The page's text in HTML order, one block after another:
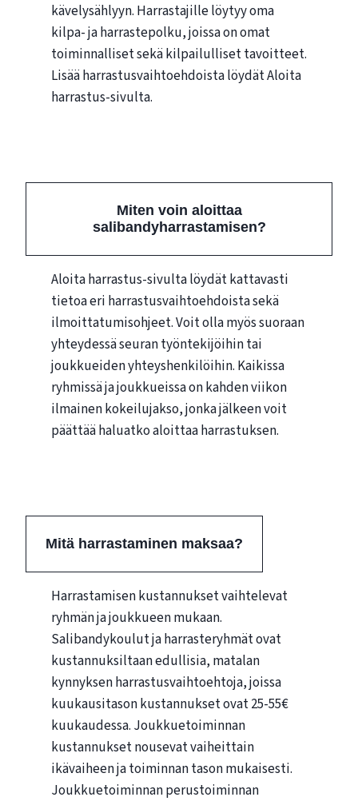
kävelysählyyn. Harrastajille löytyy oma
kilpa- ja harrastepolku, joissa on omat
toiminnalliset sekä kilpailulliset tavoitteet.
Lisää harrastusvaihtoehdoista löydät Aloita
harrastus-sivulta.
Miten voin aloittaa
salibandyharrastamisen?
Aloita harrastus-sivulta löydät kattavasti
tietoa eri harrastusvaihtoehdoista sekä
ilmoittatumisohjeet. Voit olla myös suoraan
yhteydessä seuran työntekijöihin tai
joukkueiden yhteyshenkilöihin. Kaikissa
ryhmissä ja joukkueissa on kahden viikon
ilmainen kokeilujakso, jonka jälkeen voit
päättää haluatko aloittaa harrastuksen.
Mitä harrastaminen maksaa?
Harrastamisen kustannukset vaihtelevat
ryhmän ja joukkueen mukaan.
Salibandykoulut ja harrasteryhmät ovat
kustannuksiltaan edullisia, matalan
kynnyksen harrastusvaihtoehtoja, joissa
kuukausitason kustannukset ovat 25-55€
kuukaudessa. Joukkuetoiminnan
kustannukset nousevat vaiheittain
ikävaiheen ja toiminnan tason mukaisesti.
Joukkuetoiminnan perustoiminnan